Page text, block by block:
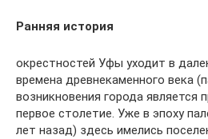
Ранняя история
окрестностей Уфы уходит в
времена древнекаменного века
возникновения города является
первое столетие. Уже в эпоху
лет назад) здесь имелись